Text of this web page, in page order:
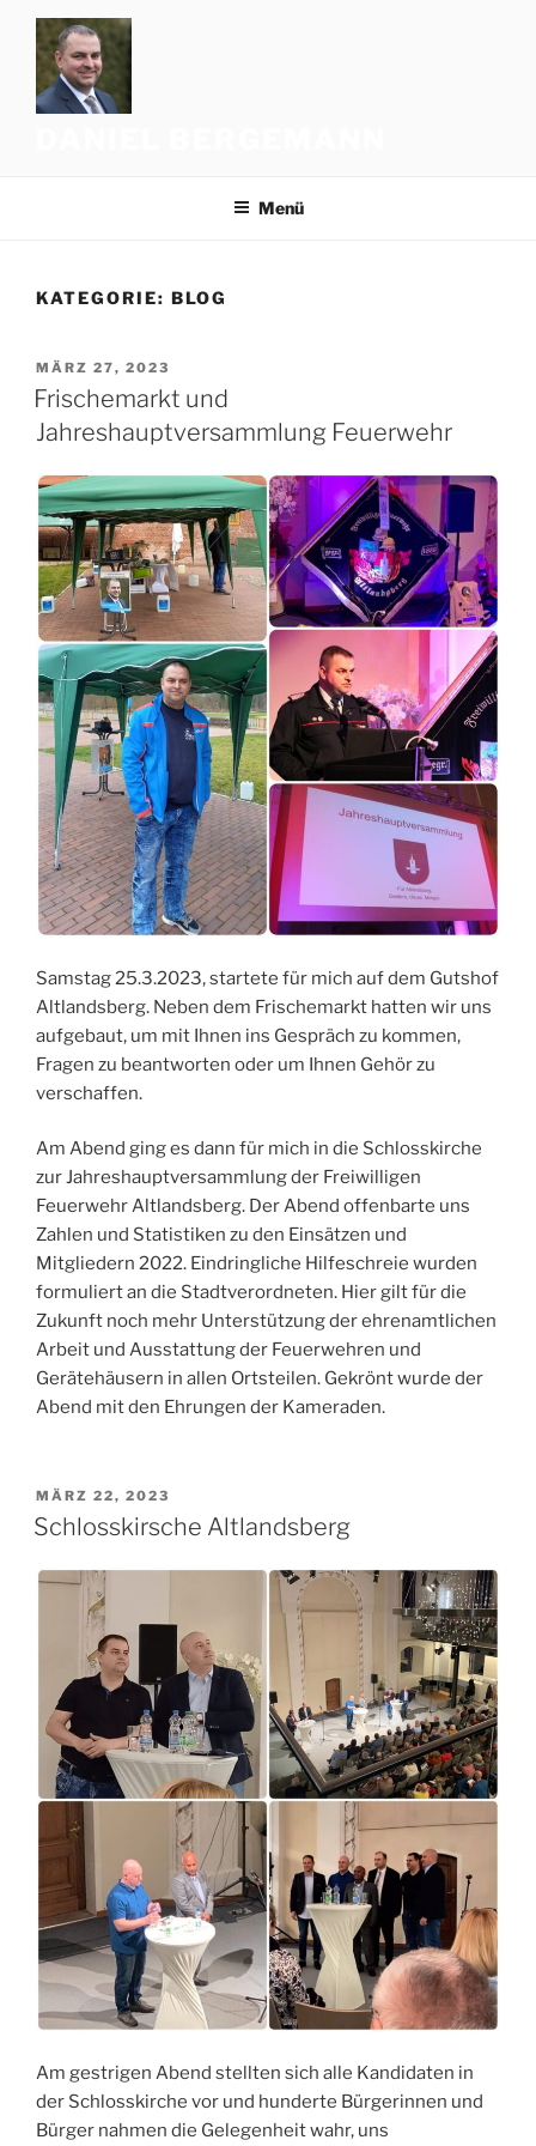
Zum
Inhalt
springen
Menü
KATEGORIE: BLOG
VERÖFFENTLICHT
AM
MÄRZ 27, 2023
Frischemarkt und
Jahreshauptversammlung Feuerwehr
Samstag 25.3.2023, startete für mich auf dem Gutshof
Altlandsberg. Neben dem Frischemarkt hatten wir uns
aufgebaut, um mit Ihnen ins Gespräch zu kommen,
Fragen zu beantworten oder um Ihnen Gehör zu
verschaffen.
Am Abend ging es dann für mich in die Schlosskirche
zur Jahreshauptversammlung der Freiwilligen
Feuerwehr Altlandsberg. Der Abend offenbarte uns
Zahlen und Statistiken zu den Einsätzen und
Mitgliedern 2022. Eindringliche Hilfeschreie wurden
formuliert an die Stadtverordneten. Hier gilt für die
Zukunft noch mehr Unterstützung der ehrenamtlichen
Arbeit und Ausstattung der Feuerwehren und
Gerätehäusern in allen Ortsteilen. Gekrönt wurde der
Abend mit den Ehrungen der Kameraden.
VERÖFFENTLICHT
AM
MÄRZ 22, 2023
Schlosskirsche Altlandsberg
Am gestrigen Abend stellten sich alle Kandidaten in
der Schlosskirche vor und hunderte Bürgerinnen und
Bürger nahmen die Gelegenheit wahr, uns